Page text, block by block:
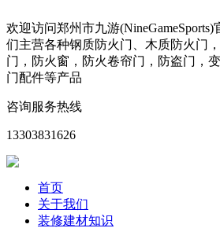
欢迎访问郑州市九游
们主营各种钢质防火门、木质防火门
门，防火窗，防火卷帘门，防盗门，
门配件等产品
咨询服务热线
13303831626
首页
关于我们
装修建材知识